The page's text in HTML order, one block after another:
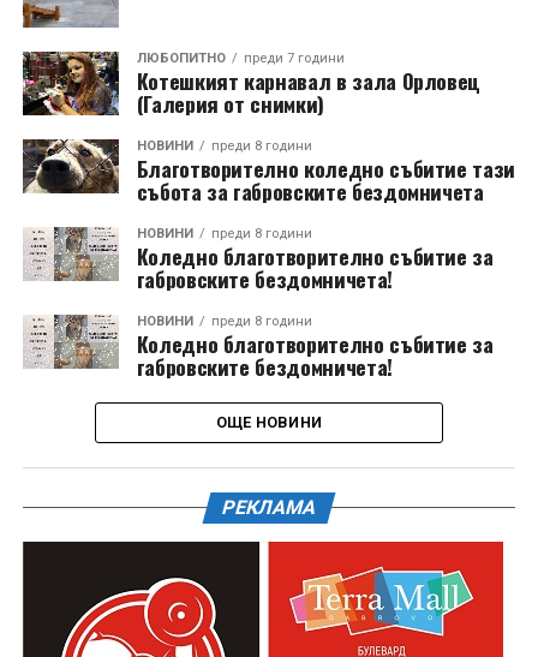
ЛЮБОПИТНО преди 7 години
Котешкият карнавал в зала Орловец
(Галерия от снимки)
НОВИНИ преди 8 години
Благотворително коледно събитие тази
събота за габровските бездомничета
НОВИНИ преди 8 години
Коледно благотворително събитие за
габровските бездомничета!
НОВИНИ преди 8 години
Коледно благотворително събитие за
габровските бездомничета!
ОЩЕ НОВИНИ
РЕКЛАМА